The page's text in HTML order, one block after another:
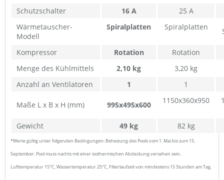
Schutzschalter 16 A
25 A
Wärmetauscher-
Modell
Spiralplatten Spiralplatten
Kompressor Rotation
Rotation
Menge des Kühlmittels
2,10 kg
3,20 kg
Anzahl an Ventilatoren
1 1
Maße L x B x H (mm) 995x495x600 1150x360x950
Gewicht 49 kg 82 kg
*Werte gültig unter folgenden Bedingungen: Beheizung des Pools vom 1. Mai bis zum 15.
September. Pool muss nachts mit einer isothermischen Abdeckung versehen sein.
Lufttemperatur 15°C, Wassertemperatur 25°C, Filterlaufzeit von mindestens 15 Stunden am Tag.